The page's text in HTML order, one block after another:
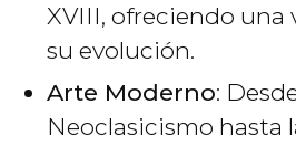
XVIII, ofreciendo una
su evolución.
Arte Moderno:
Neoclasicismo hasta